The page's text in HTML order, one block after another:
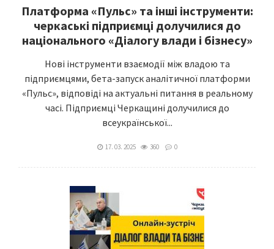
Платформа «Пульс» та інші інструменти:
черкаські підприємці долучилися до
національного «Діалогу влади і бізнесу»
Нові інструменти взаємодії між владою та
підприємцями, бета-запуск аналітичної платформи
«Пульс», відповіді на актуальні питання в реальному
часі. Підприємці Черкащині долучилися до
всеукраїнської...
17. 03. 2025 360 0